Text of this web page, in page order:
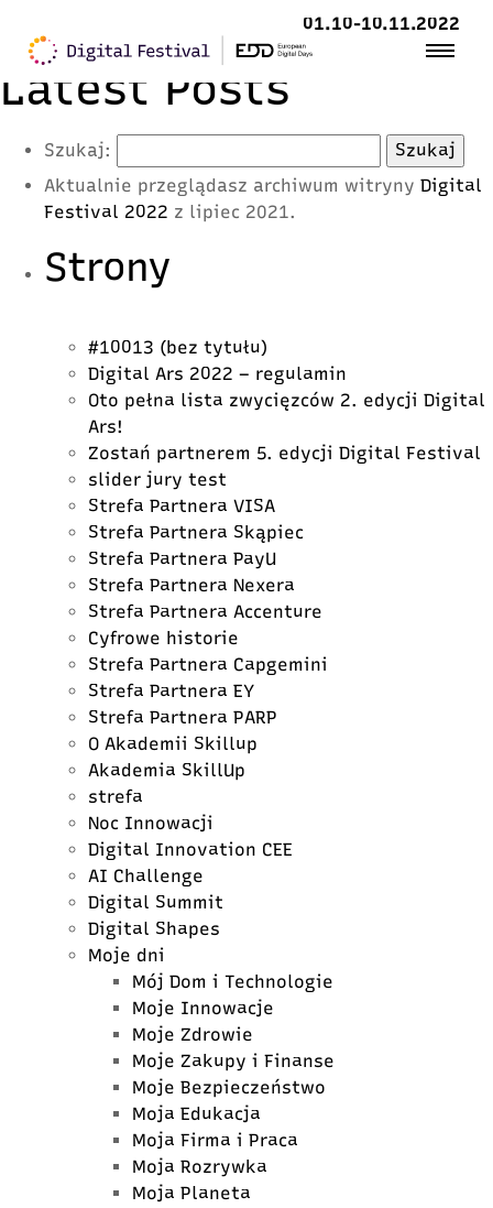
01.10-10.11.2022
Latest Posts
Szukaj:
Aktualnie przeglądasz archiwum witryny Digital
Festival 2022 z lipiec 2021.
Strony
#10013 (bez tytułu)
Digital Ars 2022 – regulamin
Oto pełna lista zwycięzców 2. edycji Digital
Ars!
Zostań partnerem 5. edycji Digital Festival
slider jury test
Strefa Partnera VISA
Strefa Partnera Skąpiec
Strefa Partnera PayU
Strefa Partnera Nexera
Strefa Partnera Accenture
Cyfrowe historie
Strefa Partnera Capgemini
Strefa Partnera EY
Strefa Partnera PARP
O Akademii Skillup
Akademia SkillUp
strefa
Noc Innowacji
Digital Innovation CEE
AI Challenge
Digital Summit
Digital Shapes
Moje dni
Mój Dom i Technologie
Moje Innowacje
Moje Zdrowie
Moje Zakupy i Finanse
Moje Bezpieczeństwo
Moja Edukacja
Moja Firma i Praca
Moja Rozrywka
Moja Planeta